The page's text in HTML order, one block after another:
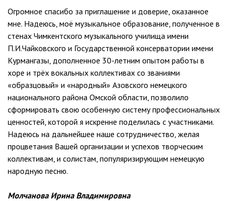
Огромное спасибо за приглашение и доверие, оказанное
мне. Надеюсь, моё музыкальное образование, полученное в
стенах Чимкентского музыкального училища имени
П.И.Чайковского и Государственной консерватории имени
Курмангазы, дополненное 30-летним опытом работы в
хоре и трёх вокальных коллективах со званиями
«образцовый» и «народный» Азовского немецкого
национального района Омской области, позволило
сформировать свою особенную систему профессиональных
ценностей, которой я искренне поделилась с участниками.
Надеюсь на дальнейшее наше сотрудничество, желая
процветания Вашей организации и успехов творческим
коллективам, и солистам, популяризирующим немецкую
народную песню.
Молчанова Ирина Владимировна